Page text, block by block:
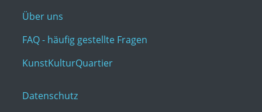
Über uns
FAQ - häufig gestellte Fragen
KunstKulturQuartier
Datenschutz